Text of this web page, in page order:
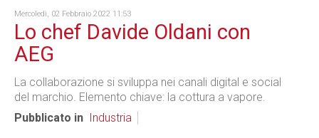
Mercoledì, 02 Febbraio 2022 11:53
Lo chef Davide Oldani con
AEG
La collaborazione si sviluppa nei canali digital e social
del marchio. Elemento chiave: la cottura a vapore.
Pubblicato in
Industria